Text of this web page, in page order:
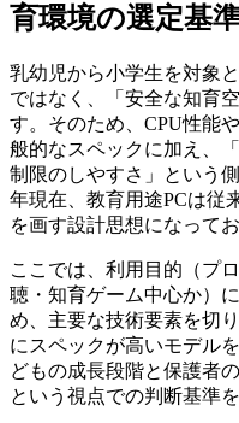
育環境の選定基
乳幼児から小学生を対象
ではなく、「安全な知育
す。そのため、CPU性能
般的なスペックに加え、
制限のしやすさ」という
年現在、教育用途PCは従
を画す設計思想になって
ここでは、利用目的（プ
聴・知育ゲーム中心か）
め、主要な技術要素を切
にスペックが高いモデル
どもの成長段階と保護者
という視点での判断基準